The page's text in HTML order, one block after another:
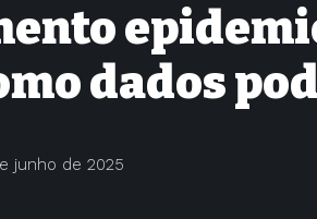
dados
junho de 2025